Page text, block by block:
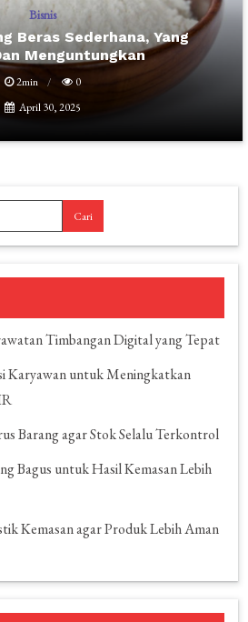
Bisnis
Beras Sederhana, Yang
Menguntungkan
2min
0
April 30, 2025
Cari
Timbangan Digital yang Tepat
Karyawan untuk Meningkatkan
Barang agar Stok Selalu Terkontrol
Bagus untuk Hasil Kemasan Lebih
Kemasan agar Produk Lebih Aman